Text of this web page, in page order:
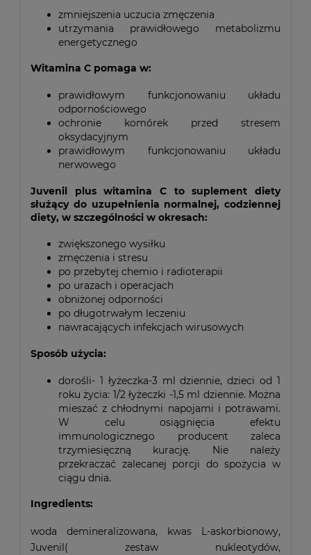
zmniejszenia uczucia zmęczenia
utrzymania prawidłowego metabolizmu
energetycznego
Witamina C pomaga w:
prawidłowym funkcjonowaniu układu
odpornościowego
ochronie komórek przed stresem
oksydacyjnym
prawidłowym funkcjonowaniu układu
nerwowego
Juvenil plus witamina C to suplement diety
służący do uzupełnienia normalnej, codziennej
diety, w szczególności w okresach:
zwiększonego wysiłku
zmęczenia i stresu
po przebytej chemio i radioterapii
po urazach i operacjach
obniżonej odporności
po długotrwałym leczeniu
nawracających infekcjach wirusowych
Sposób użycia:
dorośli- 1 łyżeczka-3 ml dziennie, dzieci od 1
roku życia: 1/2 łyżeczki -1,5 ml dziennie. Można
mieszać z chłodnymi napojami i potrawami.
W celu osiągnięcia efektu
immunologicznego producent zaleca
trzymiesięczną kurację. Nie należy
przekraczać zalecanej porcji do spożycia w
ciągu dnia.
Ingredients:
woda demineralizowana, kwas L-askorbionowy,
Juvenil( zestaw nukleotydów,